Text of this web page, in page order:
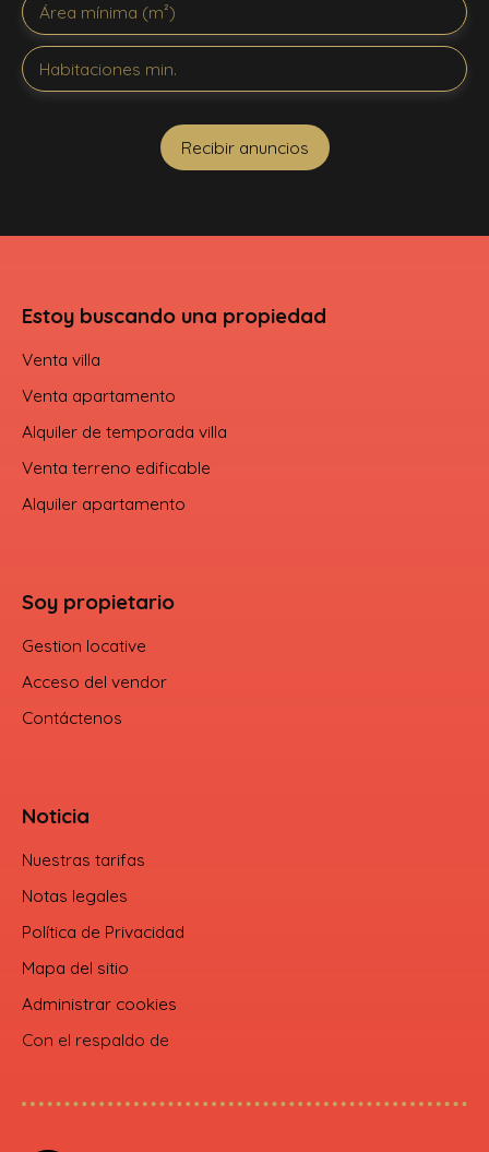
Área mínima (m²)
Habitaciones min.
Recibir anuncios
Estoy buscando una propiedad
Venta villa
Venta apartamento
Alquiler de temporada villa
Venta terreno edificable
Alquiler apartamento
Soy propietario
Gestion locative
Acceso del vendor
Contáctenos
Noticia
Nuestras tarifas
Notas legales
Política de Privacidad
Mapa del sitio
Administrar cookies
Con el respaldo de